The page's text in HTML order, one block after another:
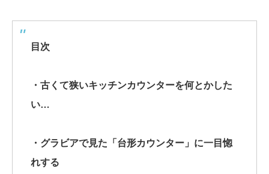
目次
・古くて狭いキッチンカウンターを何とかした
い…
・グラビアで見た「台形カウンター」に一目惚
れする